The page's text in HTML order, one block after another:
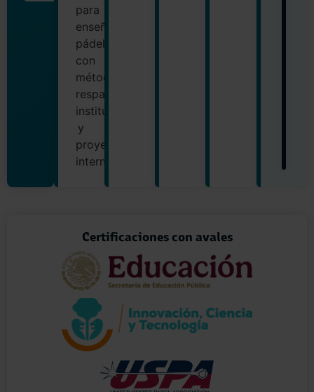
para
enseñar
pádel
con
método,
respaldo
institucional
y
proyección
internacional.
Certificaciones con avales